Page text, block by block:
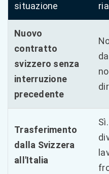
situazione
Nuovo
contratto
svizzero senza
interruzione
precedente
Trasferimento
dalla Svizzera
all'Italia